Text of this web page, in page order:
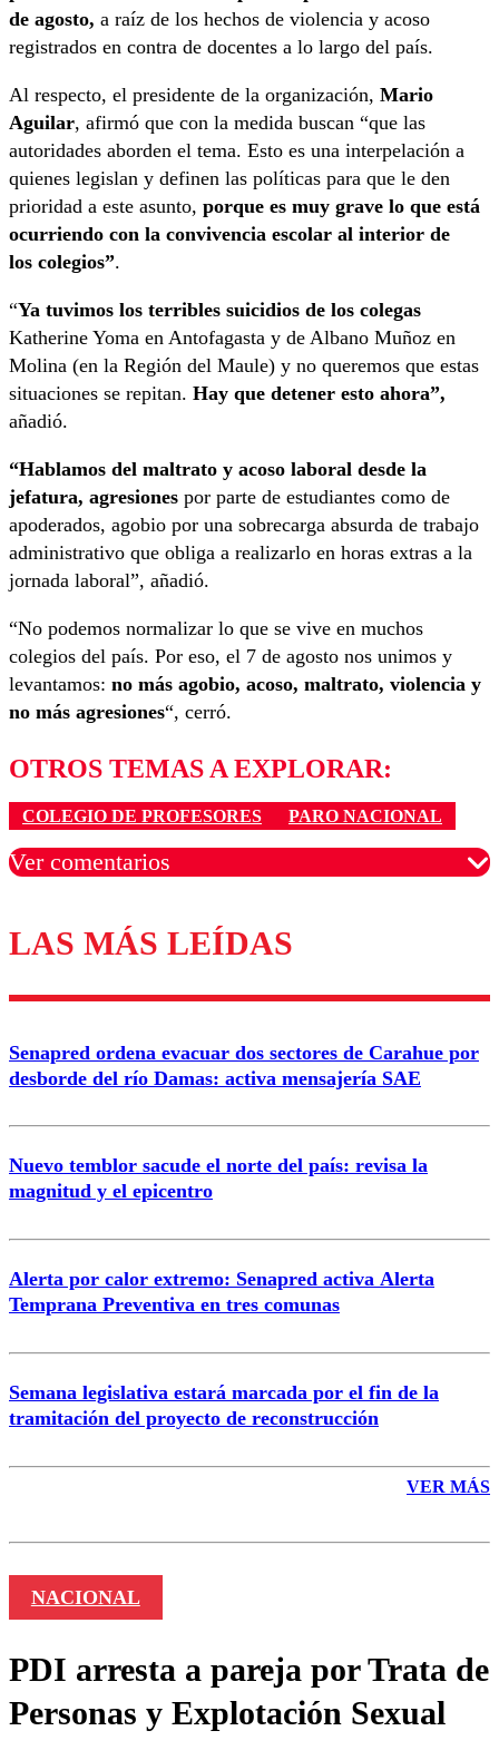
de agosto, a raíz de los hechos de violencia y acoso
registrados en contra de docentes a lo largo del país.
Al respecto, el presidente de la organización, Mario
Aguilar, afirmó que con la medida buscan “que las
autoridades aborden el tema. Esto es una interpelación a
quienes legislan y definen las políticas para que le den
prioridad a este asunto, porque es muy grave lo que está
ocurriendo con la convivencia escolar al interior de
los colegios”.
“Ya tuvimos los terribles suicidios de los colegas
Katherine Yoma en Antofagasta y de Albano Muñoz en
Molina (en la Región del Maule) y no queremos que estas
situaciones se repitan. Hay que detener esto ahora”,
añadió.
“Hablamos del maltrato y acoso laboral desde la
jefatura, agresiones por parte de estudiantes como de
apoderados, agobio por una sobrecarga absurda de trabajo
administrativo que obliga a realizarlo en horas extras a la
jornada laboral”, añadió.
“No podemos normalizar lo que se vive en muchos
colegios del país. Por eso, el 7 de agosto nos unimos y
levantamos: no más agobio, acoso, maltrato, violencia y
no más agresiones“, cerró.
OTROS TEMAS A EXPLORAR:
COLEGIO DE PROFESORES PARO NACIONAL
Ver comentarios
Los comentarios son moderados para garantizar un
diálogo respetuoso.
Correo
LAS MÁS LEÍDAS
Senapred ordena evacuar dos sectores de Carahue por
desborde del río Damas: activa mensajería SAE
Nuevo temblor sacude el norte del país: revisa la
magnitud y el epicentro
Alerta por calor extremo: Senapred activa Alerta
Temprana Preventiva en tres comunas
Semana legislativa estará marcada por el fin de la
tramitación del proyecto de reconstrucción
VER MÁS
NACIONAL
PDI arresta a pareja por Trata de
Personas y Explotación Sexual